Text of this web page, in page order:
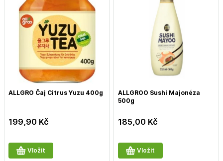
ALLGRO Čaj Citrus Yuzu 400g
199,90 Kč
Vložit
ALLGROO Sushi Majonéza
500g
185,00 Kč
Vložit